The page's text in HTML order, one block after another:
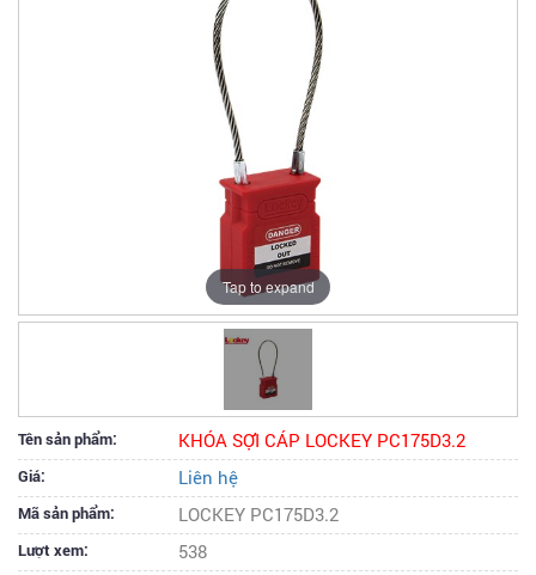
Tap to expand
Tên sản phẩm: KHÓA SỢI CÁP LOCKEY PC175D3.2
Giá: Liên hệ
Mã sản phẩm: LOCKEY PC175D3.2
Lượt xem: 538